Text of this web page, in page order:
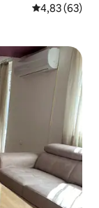
4,83 de uma
4,83 (63)